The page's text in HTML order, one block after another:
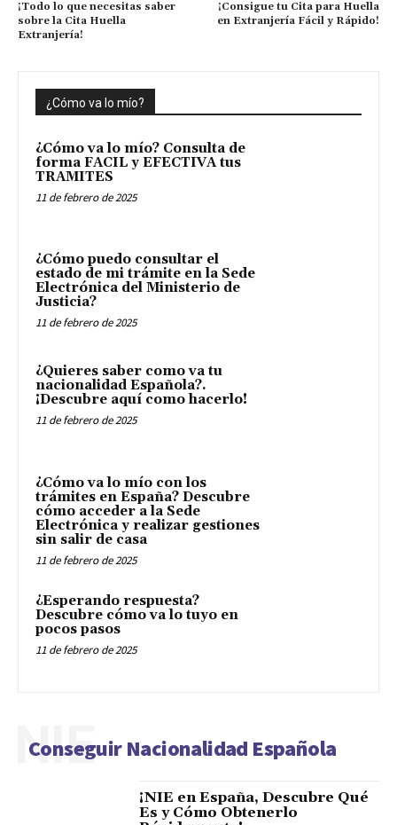
¡Todo lo que necesitas saber
sobre la Cita Huella
Extranjería!
¡Consigue tu Cita para Huella
en Extranjería Fácil y Rápido!
¿Cómo va lo mío?
¿Cómo va lo mío? Consulta de
forma FACIL y EFECTIVA tus
TRAMITES
11 de febrero de 2025
¿Cómo puedo consultar el
estado de mi trámite en la Sede
Electrónica del Ministerio de
Justicia?
11 de febrero de 2025
¿Quieres saber como va tu
nacionalidad Española?.
¡Descubre aquí como hacerlo!
11 de febrero de 2025
¿Cómo va lo mío con los
trámites en España? Descubre
cómo acceder a la Sede
Electrónica y realizar gestiones
sin salir de casa
11 de febrero de 2025
¿Esperando respuesta?
Descubre cómo va lo tuyo en
pocos pasos
11 de febrero de 2025
Conseguir Nacionalidad Española
NIE
¡NIE en España, Descubre Qué
Es y Cómo Obtenerlo